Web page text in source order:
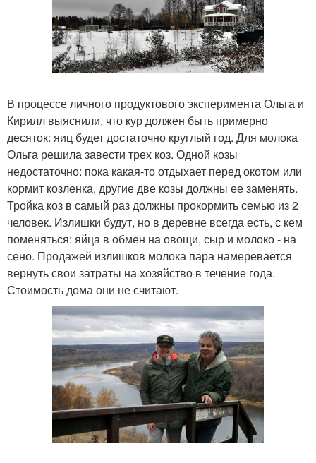
В процессе личного продуктового эксперимента Ольга и
Кирилл выяснили, что кур должен быть примерно
десяток: яиц будет достаточно круглый год. Для молока
Ольга решила завести трех коз. Одной козы
недостаточно: пока какая-то отдыхает перед окотом или
кормит козленка, другие две козы должны ее заменять.
Тройка коз в самый раз должны прокормить семью из 2
человек. Излишки будут, но в деревне всегда есть, с кем
поменяться: яйца в обмен на овощи, сыр и молоко - на
сено. Продажей излишков молока пара намеревается
вернуть свои затраты на хозяйство в течение года.
Стоимость дома они не считают.